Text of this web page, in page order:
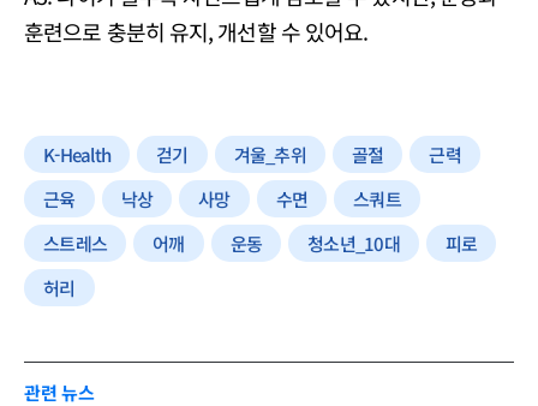
훈련으로 충분히 유지, 개선할 수 있어요.
K-Health 걷기 겨울_추위 골절
근력
근육
낙상 사망 수면
스쿼트
스트레스
어깨 운동 청소년_10대
피로
허리
관련 뉴스